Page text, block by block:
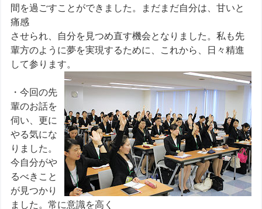
間を過ごすことができました。まだまだ自分は、甘いと
痛感
させられ、自分を見つめ直す機会となりました。私も先
輩方のように夢を実現するために、これから、日々精進
して参ります。
・今回の先
輩のお話を
伺い、更に
やる気にな
りました。
今自分がや
るべきこと
が見つかり
ました。常に意識を高く